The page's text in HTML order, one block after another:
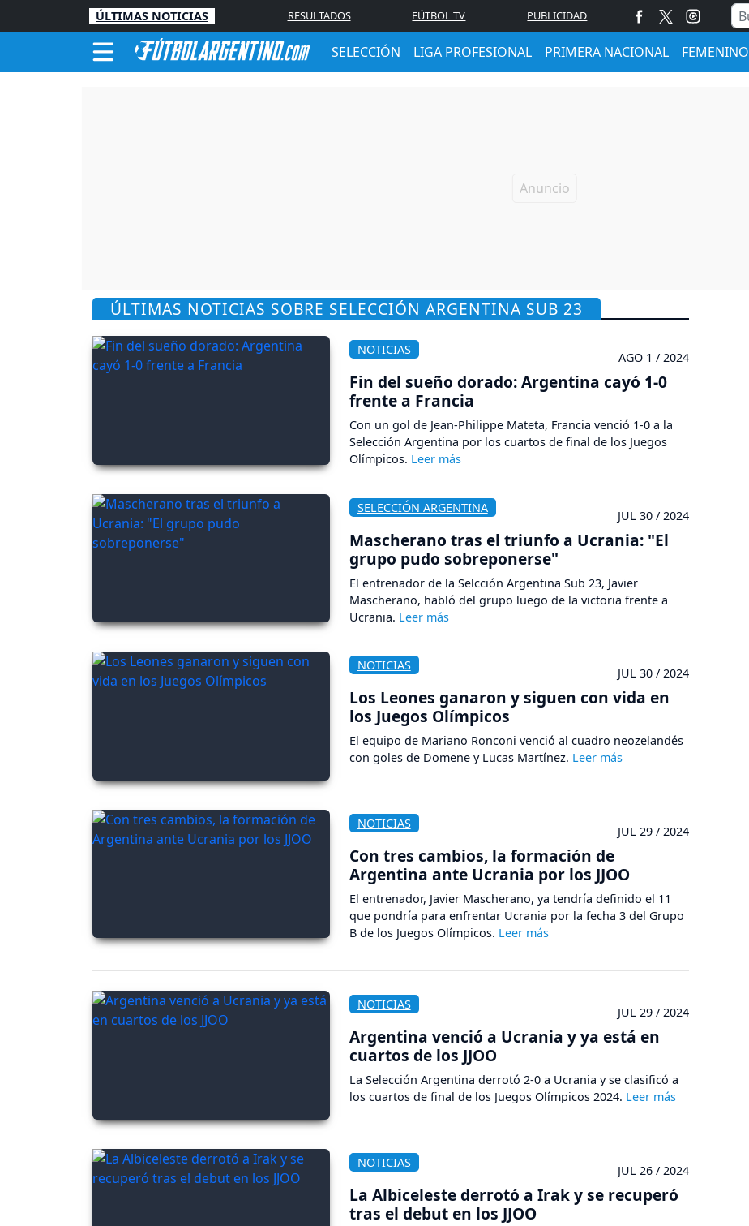
ÚLTIMAS NOTICIAS RESULTADOS FÚTBOL TV PUBLICIDAD
SELECCIÓN LIGA PROFESIONAL PRIMERA NACIONAL FEMENINO
ÚLTIMAS NOTICIAS SOBRE SELECCIÓN ARGENTINA SUB 23
NOTICIAS
AGO 1 / 2024
Fin del sueño dorado: Argentina cayó 1-0
frente a Francia
Con un gol de Jean-Philippe Mateta, Francia venció 1-0 a la
Selección Argentina por los cuartos de final de los Juegos
Olímpicos.
SELECCIÓN ARGENTINA
JUL 30 / 2024
Mascherano tras el triunfo a Ucrania: "El
grupo pudo sobreponerse"
El entrenador de la Selcción Argentina Sub 23, Javier
Mascherano, habló del grupo luego de la victoria frente a
Ucrania.
NOTICIAS
JUL 30 / 2024
Los Leones ganaron y siguen con vida en
los Juegos Olímpicos
El equipo de Mariano Ronconi venció al cuadro neozelandés
con goles de Domene y Lucas Martínez.
NOTICIAS
JUL 29 / 2024
Con tres cambios, la formación de
Argentina ante Ucrania por los JJOO
El entrenador, Javier Mascherano, ya tendría definido el 11
que pondría para enfrentar Ucrania por la fecha 3 del Grupo
B de los Juegos Olímpicos.
NOTICIAS
JUL 29 / 2024
Argentina venció a Ucrania y ya está en
cuartos de los JJOO
La Selección Argentina derrotó 2-0 a Ucrania y se clasificó a
los cuartos de final de los Juegos Olímpicos 2024.
NOTICIAS
JUL 26 / 2024
La Albiceleste derrotó a Irak y se recuperó
tras el debut en los JJOO